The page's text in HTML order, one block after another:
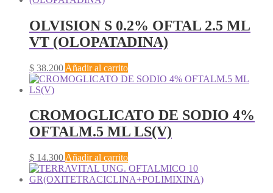
OLVISION S 0.2% OFTAL 2.5 ML
VT (OLOPATADINA)
$ 38.200 Añadir al carrito
CROMOGLICATO DE SODIO 4%
OFTALM.5 ML LS(V)
$ 14.300 Añadir al carrito